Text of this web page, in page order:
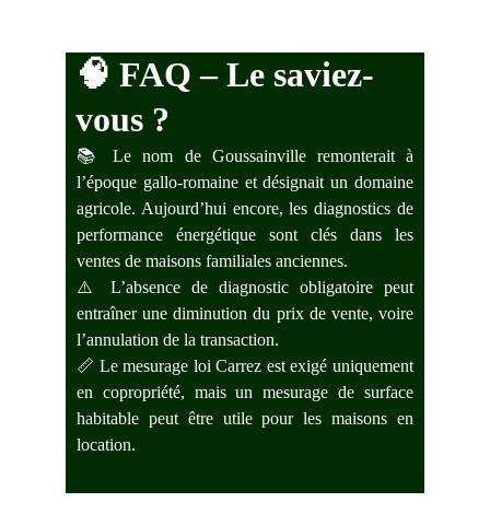
🧠 FAQ – Le saviez-
vous ?
📚 Le nom de Goussainville remonterait à
l’époque gallo-romaine et désignait un domaine
agricole. Aujourd’hui encore, les diagnostics de
performance énergétique sont clés dans les
ventes de maisons familiales anciennes.
⚠️ L’absence de diagnostic obligatoire peut
entraîner une diminution du prix de vente, voire
l’annulation de la transaction.
📏 Le mesurage loi Carrez est exigé uniquement
en copropriété, mais un mesurage de surface
habitable peut être utile pour les maisons en
location.